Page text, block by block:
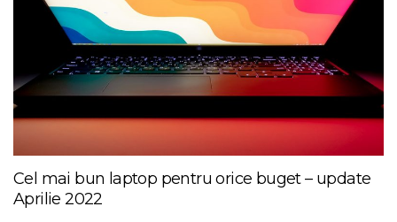
Cel mai bun laptop pentru orice buget – update
Aprilie 2022